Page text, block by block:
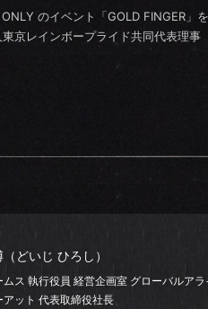
のイベント「GOLD FINGER」
京レインボープライド共同代表理事
どいじ ひろし）
ムス 執行役員 経営企画室 グローバルア
アット 代表取締役社長